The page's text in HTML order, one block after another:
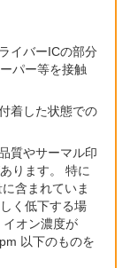
イバーICの部分
パー等を接触
着した状態での
質やサーマル印
ります。 特に
含まれていま
く低下する場
オン濃度が
以下のものを